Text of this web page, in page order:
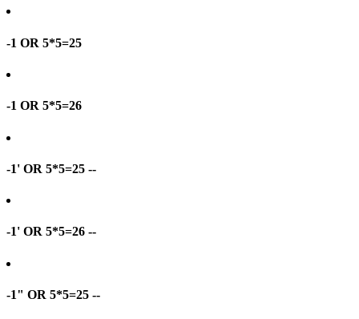
-1 OR 5*5=25
-1 OR 5*5=26
-1' OR 5*5=25 --
-1' OR 5*5=26 --
-1" OR 5*5=25 --